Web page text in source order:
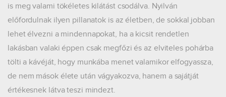
is meg valami tökéletes kilátást csodálva. Nyilván
előfordulnak ilyen pillanatok is az életben, de sokkal jobban
lehet élvezni a mindennapokat, ha a kicsit rendetlen
lakásban valaki éppen csak megfőzi és az elviteles pohárba
tölti a kávéját, hogy munkába menet valamikor elfogyassza,
de nem mások élete után vágyakozva, hanem a sajátját
értékesnek látva teszi mindezt.